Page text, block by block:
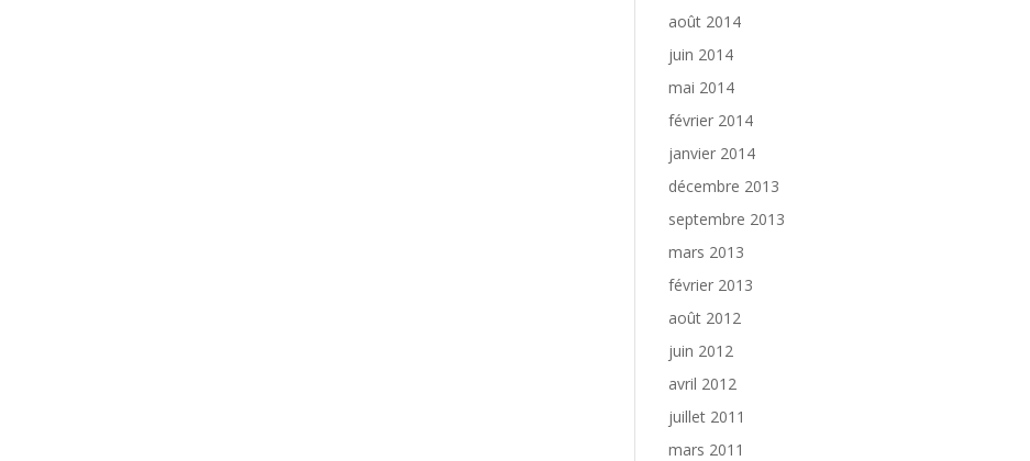
août 2014
juin 2014
mai 2014
février 2014
janvier 2014
décembre 2013
septembre 2013
mars 2013
février 2013
août 2012
juin 2012
avril 2012
juillet 2011
mars 2011